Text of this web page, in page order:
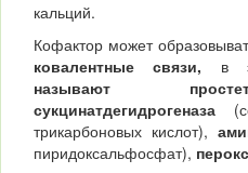
кальций.
Кофактор может
ковалентные связи, в
называют
сукцинатдегидрогеназа
трикарбоновых кислот),
пиридоксальфосфат),